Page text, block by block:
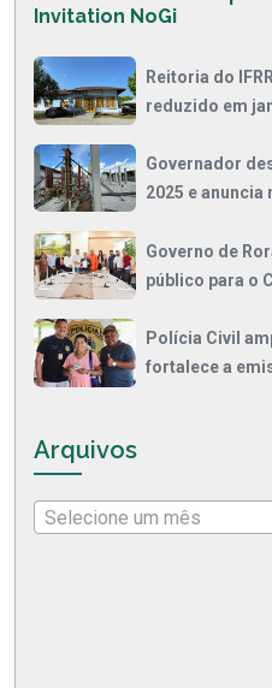
Invitation NoGi
Reitoria do
reduzido em
Governador
2025 e
Governo de
público para o
Polícia Civil
fortalece a
Arquivos
Selecione um mês